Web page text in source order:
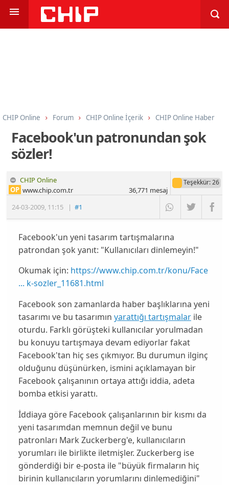
CHIP Online Forum CHIP Online İçerik CHIP Online Haber
Facebook'un patronundan şok
sözler!
CHIP Online
24-03-2009, 11:15 |#1
OP www.chip.com.tr
Teşekkür: 26
36,771 mesaj
Facebook'un yeni tasarım tartışmalarına
patrondan şok yanıt: "Kullanıcıları dinlemeyin!"
Okumak için: https://www.chip.com.tr/konu/Face
... k-sozler_11681.html
Facebook son zamanlarda haber başlıklarına yeni
tasarımı ve bu tasarımın yarattığı tartışmalarile
oturdu. Farklı görüşteki kullanıcılar yorulmadan
bu konuyu tartışmaya devam ediyorlar fakat
Facebook'tan hiç ses çıkmıyor. Bu durumun ilginç
olduğunu düşünürken, ismini açıklamayan bir
Facebook çalışanının ortaya attığı iddia, adeta
bomba etkisi yarattı.
İddiaya göre Facebook çalışanlarının bir kısmı da
yeni tasarımdan memnun değil ve bunu
patronları Mark Zuckerberg'e, kullanıcıların
yorumları ile birlikte iletmişler. Zuckerberg ise
gönderdiği bir e-posta ile "büyük firmaların hiç
birinin kullanıcıların yorumlarını dinlemediğini"